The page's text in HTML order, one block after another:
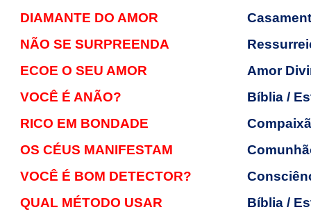
DIAMANTE DO AMOR
NÃO SE SURPREENDA
ECOE O SEU AMOR
Amor
VOCÊ É ANÃO?
Bíblia /
RICO EM BONDADE
OS CÉUS MANIFESTAM
VOCÊ É BOM DETECTOR?
QUAL MÉTODO USAR
Bíblia /